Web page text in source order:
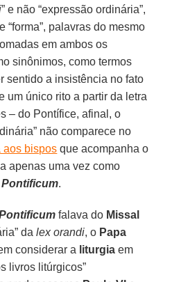
” e não “expressão ordinária”,
“forma”, palavras do mesmo
em ambos os
sinônimos, como termos
sentido a insistência no fato
um único rito a partir da letra
– do Pontífice, afinal, o
não comparece no
aos bispos que acompanha o
apenas uma vez como
.
falava do Missal
dalex orandi, o Papa
considerar a liturgia em
livros litúrgicos”